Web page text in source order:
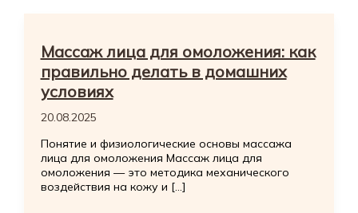
Массаж лица для омоложения: как
правильно делать в домашних
условиях
20.08.2025
Понятие и физиологические основы массажа
лица для омоложения Массаж лица для
омоложения — это методика механического
воздействия на кожу и […]